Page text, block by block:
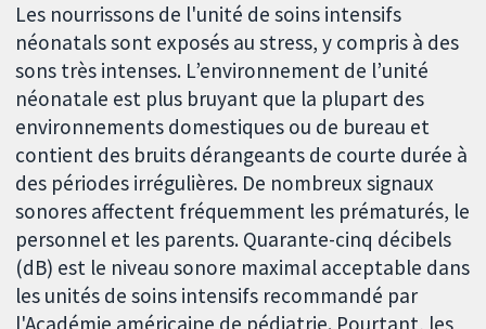
Les nourrissons de l'unité de soins intensifs
néonatals sont exposés au stress, y compris à des
sons très intenses. L’environnement de l’unité
néonatale est plus bruyant que la plupart des
environnements domestiques ou de bureau et
contient des bruits dérangeants de courte durée à
des périodes irrégulières. De nombreux signaux
sonores affectent fréquemment les prématurés, le
personnel et les parents. Quarante-cinq décibels
(dB) est le niveau sonore maximal acceptable dans
les unités de soins intensifs recommandé par
l'Académie américaine de pédiatrie. Pourtant, les